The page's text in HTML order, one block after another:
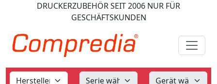
DRUCKERZUBEHÖRSEIT 2006 NUR FÜR
GESCHÄFTSKUNDEN